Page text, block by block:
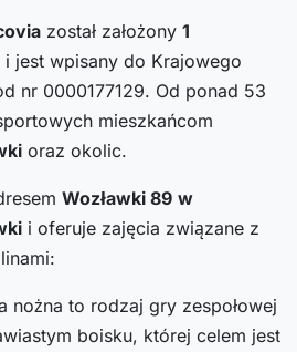
został założony 1
i jest wpisany do Krajowego
nr 0000177129. Od ponad 53
mieszkańcom
oraz okolic.
Wozławki 89 w
i oferuje zajęcia związane z
nożna to rodzaj gry zespołowej
boisku, której celem jest